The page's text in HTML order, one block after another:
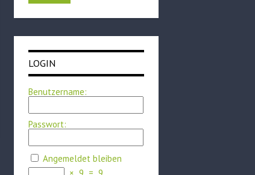
LOGIN
Benutzername:
Passwort:
Angemeldet bleiben